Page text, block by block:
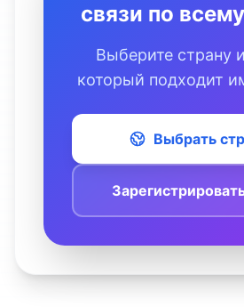
связи по
Выберите страну
который подходит
Выбрать